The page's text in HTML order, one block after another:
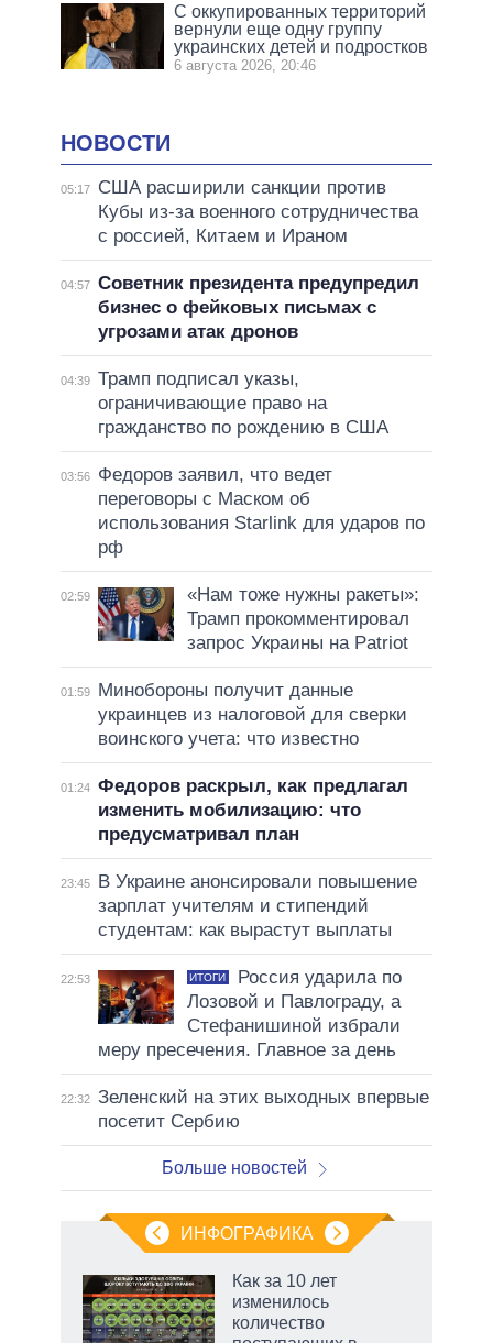
С оккупированных территорий
вернули еще одну группу
украинских детей и подростков
6 августа 2026, 20:46
НОВОСТИ
05:17
США расширили санкции против
Кубы из-за военного сотрудничества
с россией, Китаем и Ираном
04:57 Советник президента предупредил
бизнес о фейковых письмах с
угрозами атак дронов
04:39 Трамп подписал указы,
ограничивающие право на
гражданство по рождению в США
03:56
Федоров заявил, что ведет
переговоры с Маском об
использования Starlink для ударов по
рф
02:59
«Нам тоже нужны ракеты»:
Трамп прокомментировал
запрос Украины на Patriot
01:59
Минобороны получит данные
украинцев из налоговой для сверки
воинского учета: что известно
01:24 Федоров раскрыл, как предлагал
изменить мобилизацию: что
предусматривал план
23:45
В Украине анонсировали повышение
зарплат учителям и стипендий
студентам: как вырастут выплаты
22:53 ИТОГИ
Россия ударила по
Лозовой и Павлограду, а
Стефанишиной избрали
меру пресечения. Главное за день
22:32 Зеленский на этих выходных впервые
посетит Сербию
Больше новостей
ИНФОГРАФИКА
Как за 10 лет
изменилось
количество